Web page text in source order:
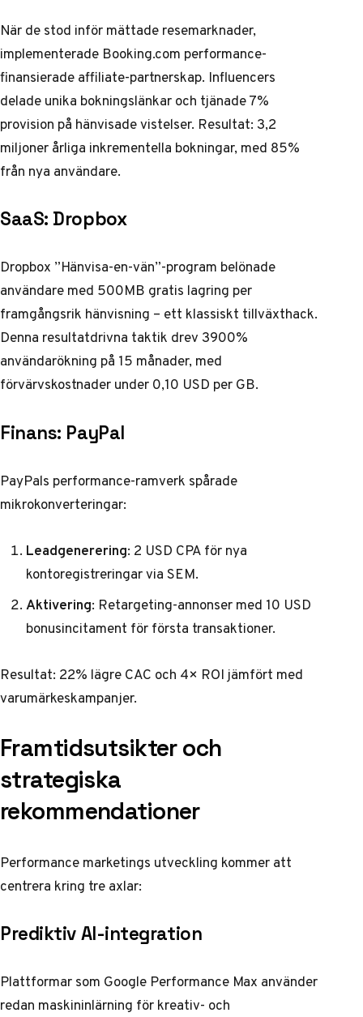
När de stod inför mättade resemarknader,
implementerade Booking.com performance-
finansierade affiliate-partnerskap. Influencers
delade unika bokningslänkar och tjänade 7%
provision på hänvisade vistelser. Resultat: 3,2
miljoner årliga inkrementella bokningar, med 85%
från nya användare.
SaaS: Dropbox
Dropbox ”Hänvisa-en-vän”-program belönade
användare med 500MB gratis lagring per
framgångsrik hänvisning – ett klassiskt tillväxthack.
Denna resultatdrivna taktik drev 3900%
användarökning på 15 månader, med
förvärvskostnader under 0,10 USD per GB.
Finans: PayPal
PayPals performance-ramverk spårade
mikrokonverteringar:
Leadgenerering: 2 USD CPA för nya
kontoregistreringar via SEM.
Aktivering: Retargeting-annonser med 10 USD
bonusincitament för första transaktioner.
Resultat: 22% lägre CAC och 4× ROI jämfört med
varumärkeskampanjer.
Framtidsutsikter och
strategiska
rekommendationer
Performance marketings utveckling kommer att
centrera kring tre axlar:
Prediktiv AI-integration
Plattformar som Google Performance Max använder
redan maskininlärning för kreativ- och